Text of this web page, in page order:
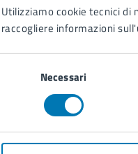
Utilizziamo cookie tecnici di
raccogliere informazioni
Necessari